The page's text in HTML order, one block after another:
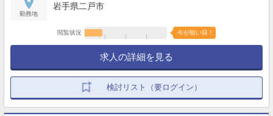
勤務地
岩手県二戸市
閲覧状況 今が狙い目！
求人の詳細を見る
検討リスト（要ログイン）